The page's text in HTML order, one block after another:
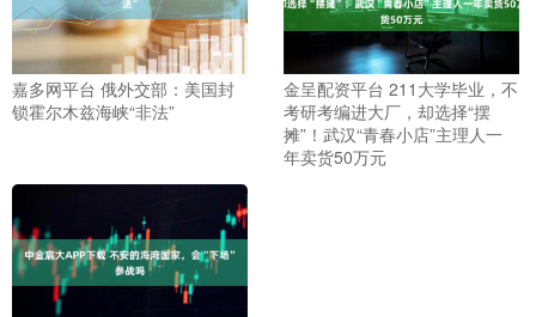
嘉多网平台 俄外交部：美国封
锁霍尔木兹海峡“非法”
金呈配资平台 211大学毕业，不
考研考编进大厂，却选择“摆
摊”！武汉“青春小店”主理人一
年卖货50万元